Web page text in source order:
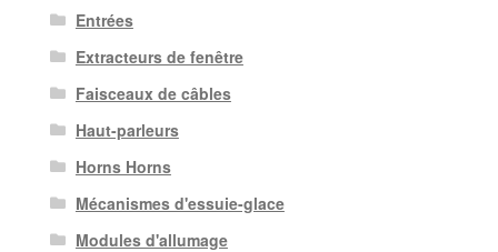
Entrées
Extracteurs de fenêtre
Faisceaux de câbles
Haut-parleurs
Horns Horns
Mécanismes d'essuie-glace
Modules d'allumage